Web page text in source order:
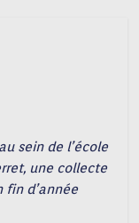
sein de l’école
une collecte
fin d’année